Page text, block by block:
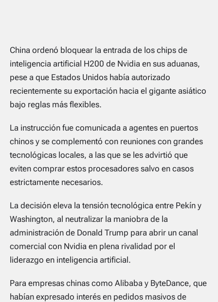
China ordenó bloquear la entrada de los chips de
inteligencia artificial H200 de Nvidia en sus aduanas,
pese a que Estados Unidos había autorizado
recientemente su exportación hacia el gigante asiático
bajo reglas más flexibles.
La instrucción fue comunicada a agentes en puertos
chinos y se complementó con reuniones con grandes
tecnológicas locales, a las que se les advirtió que
eviten comprar estos procesadores salvo en casos
estrictamente necesarios.
La decisión eleva la tensión tecnológica entre Pekín y
Washington, al neutralizar la maniobra de la
administración de Donald Trump para abrir un canal
comercial con Nvidia en plena rivalidad por el
liderazgo en inteligencia artificial.
Para empresas chinas como Alibaba y ByteDance, que
habían expresado interés en pedidos masivos de